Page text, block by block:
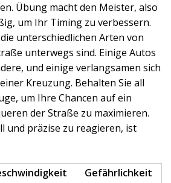
Übung macht den Meister, also
um Ihr Timing zu verbessern.
unterschiedlichen Arten von
unterwegs sind. Einige Autos
und einige verlangsamen sich
Kreuzung. Behalten Sie all
um Ihre Chancen auf ein
der Straße zu maximieren.
und präzise zu reagieren, ist
Gefährlichkeit